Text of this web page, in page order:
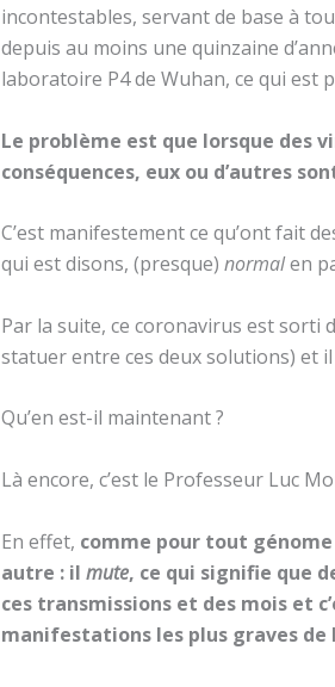
incontestables, servant de base à
depuis au moins une quinzaine
laboratoire P4 de Wuhan, ce qui est
Le problème est que lorsque des
conséquences, eux ou d’autres
C’est manifestement ce qu’ont fait
qui est disons, (presque) normalen
Par la suite, ce coronavirus est sorti
statuer entre ces deux solutions) et
Qu’en est-il maintenant ?
Là encore, c’est le Professeur Luc
En effet, comme pour tout génome
autre : il mute, ce qui signifie que
ces transmissions et des mois et
manifestations les plus graves de